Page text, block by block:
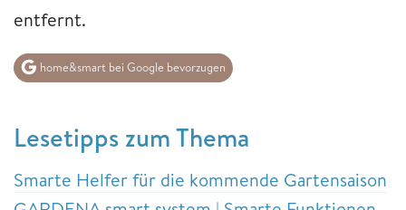
entfernt.
home&smart bei Google bevorzugen
Lesetipps zum Thema
Smarte Helfer für die kommende Gartensaison